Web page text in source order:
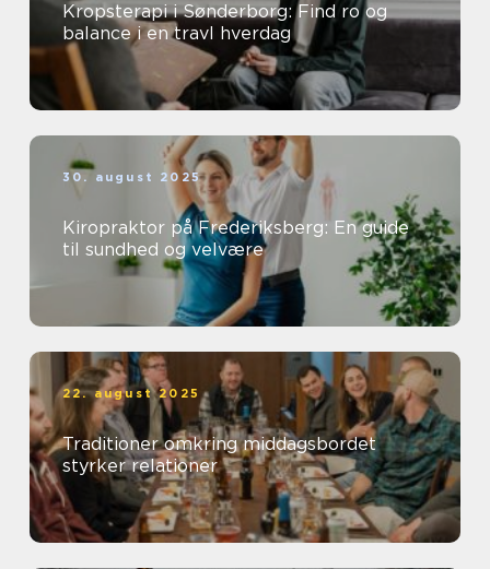
Kropsterapi i Sønderborg: Find ro og
balance i en travl hverdag
30. august 2025
Kiropraktor på Frederiksberg: En guide
til sundhed og velvære
22. august 2025
Traditioner omkring middagsbordet
styrker relationer